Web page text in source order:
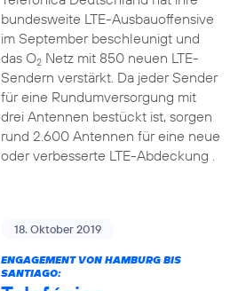
bundesweite LTE-Ausbauoffensive
im September beschleunigt und
das O2Netz mit 850 neuen LTE-
Sendern verstärkt. Da jeder Sender
für eine Rundumversorgung mit
drei Antennen bestückt ist, sorgen
rund 2.600 Antennen für eine neue
oder verbesserte LTE-Abdeckung .
18. Oktober 2019
ENGAGEMENT VON HAMBURG BIS
SANTIAGO: